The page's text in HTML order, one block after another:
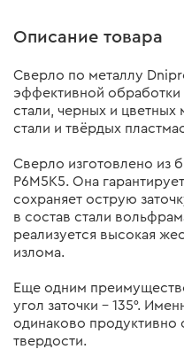
Описание товара
Сверло по металлу
эффективной обработки
стали, черных и
стали и твёрдых
Сверло изготовлено из
Р6М5K5. Она
сохраняет острую
в состав стали
реализуется высокая
излома.
Еще одним
угол заточки – 135°.
одинаково продуктивно
твердости.